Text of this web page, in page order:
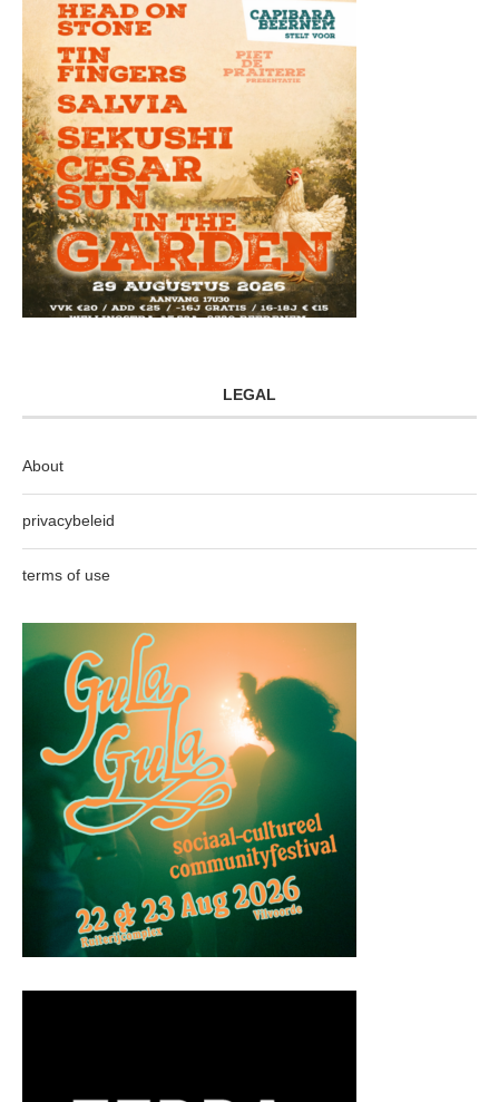
LEGAL
About
privacybeleid
terms of use